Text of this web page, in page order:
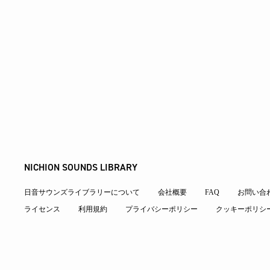
NICHION SOUNDS LIBRARY
日音サウンズライブラリーについて 会社概要 FAQ
お問い合
ライセンス
利用規約 プライバシーポリシー クッキーポリシ